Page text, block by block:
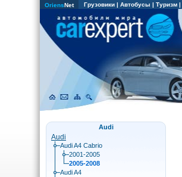
OriensNet Грузовики | Автобусы | Туризм |
Audi
Audi
Audi A4 Cabrio
2001-2005
2005-2008
Audi A4